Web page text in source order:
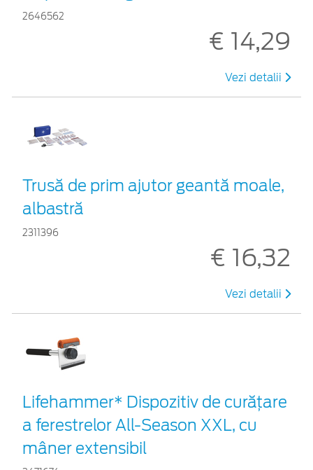
2646562
€ 14,29
Vezi detalii
Trusă de prim ajutor geantă moale,
albastră
2311396
€ 16,32
Vezi detalii
Lifehammer* Dispozitiv de curățare
a ferestrelor All-Season XXL, cu
mâner extensibil